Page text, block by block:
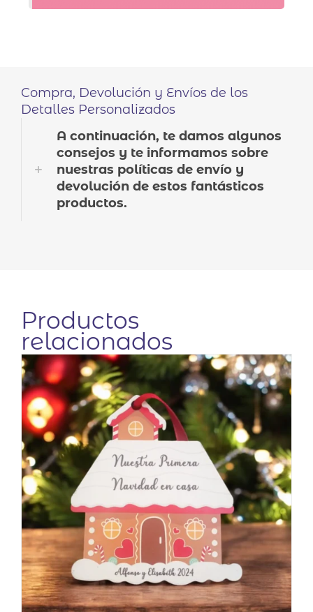
Compra, Devolución y Envíos de los
Detalles Personalizados
A continuación, te damos algunos
consejos y te informamos sobre
nuestras políticas de envío y
devolución de estos fantásticos
productos.
Productos
relacionados